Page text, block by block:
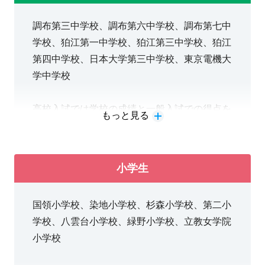
調布第三中学校、調布第六中学校、調布第七中
学校、狛江第一中学校、狛江第三中学校、狛江
第四中学校、日本大学第三中学校、東京電機大
学中学校
高校入試では学校の成績と一般入試での得点を
もっと見る
小学生
国領小学校、染地小学校、杉森小学校、第二小
学校、八雲台小学校、緑野小学校、立教女学院
小学校